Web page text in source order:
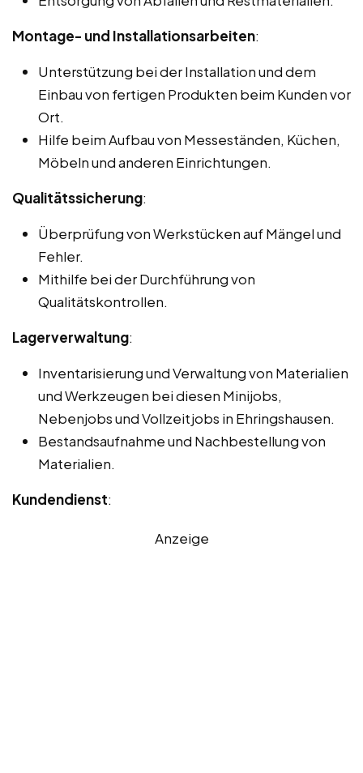
Montage- und Installationsarbeiten:
Unterstützung bei der Installation und dem
Einbau von fertigen Produkten beim Kunden vor
Ort.
Hilfe beim Aufbau von Messeständen, Küchen,
Möbeln und anderen Einrichtungen.
Qualitätssicherung:
Überprüfung von Werkstücken auf Mängel und
Fehler.
Mithilfe bei der Durchführung von
Qualitätskontrollen.
Lagerverwaltung:
Inventarisierung und Verwaltung von Materialien
und Werkzeugen bei diesen Minijobs,
Nebenjobs und Vollzeitjobs in Ehringshausen.
Bestandsaufnahme und Nachbestellung von
Materialien.
Kundendienst:
Anzeige